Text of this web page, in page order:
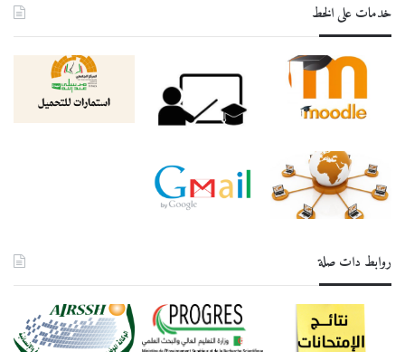
خدمات على الخط
روابط دات صلة